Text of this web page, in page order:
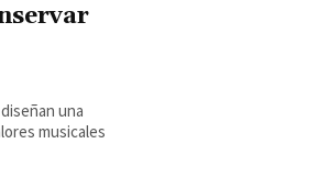
una
musicales